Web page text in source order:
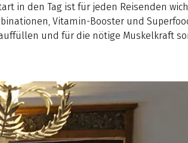
in den Tag ist für jeden Reisenden
Vitamin-Booster und
und für die nötige Muskelkraft